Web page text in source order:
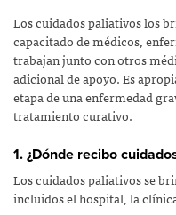
Los cuidados paliativos los
capacitado de médicos,
trabajan junto con otros
adicional de apoyo. Es
etapa de una enfermedad
tratamiento curativo.
1. ¿Dónde recibo
Los cuidados paliativos se
incluidos el hospital, la